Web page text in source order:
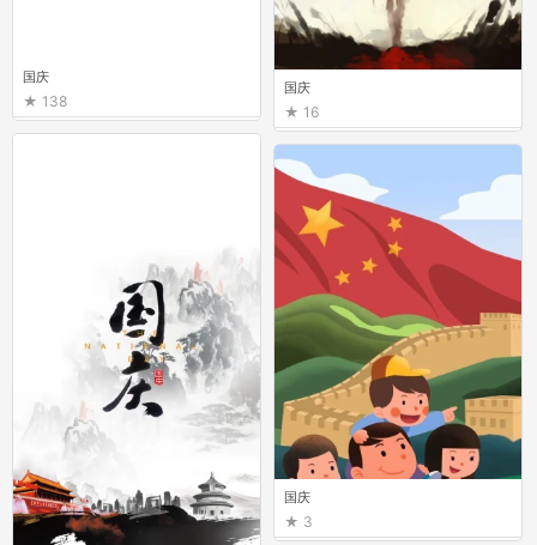
国庆
16
国庆
3
国庆
138